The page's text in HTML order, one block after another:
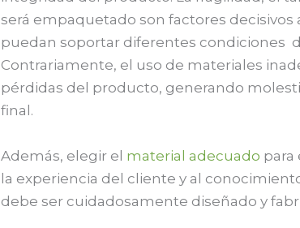
será empaquetado son factores
puedan soportar diferentes condiciones
Contrariamente, el uso de materiales
pérdidas del producto, generando
final.
Además, elegir el material adecuado para
la experiencia del cliente y al
debe ser cuidadosamente diseñado y